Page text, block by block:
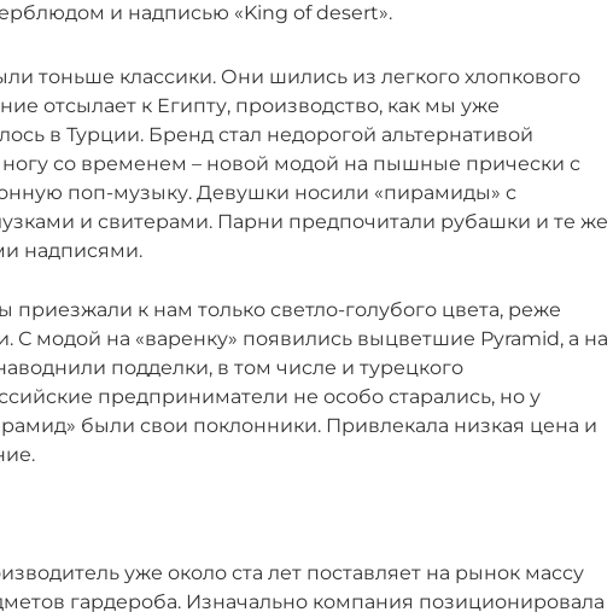
и надписью «King of desert».
тоньше классики. Они шились из легкого хлопкового
отсылает к Египту, производство, как мы уже
в Турции. Бренд стал недорогой альтернативой
со временем – новой модой на пышные прически с
поп-музыку. Девушки носили «пирамиды» с
и свитерами. Парни предпочитали рубашки и те же
надписями.
приезжали к нам только светло-голубого цвета, реже
С модой на «варенку» появились выцветшие Pyramid, а на
подделки, в том числе и турецкого
предприниматели не особо старались, но у
были свои поклонники. Привлекала низкая цена и
уже около ста лет поставляет на рынок массу
гардероба. Изначально компания позиционировала